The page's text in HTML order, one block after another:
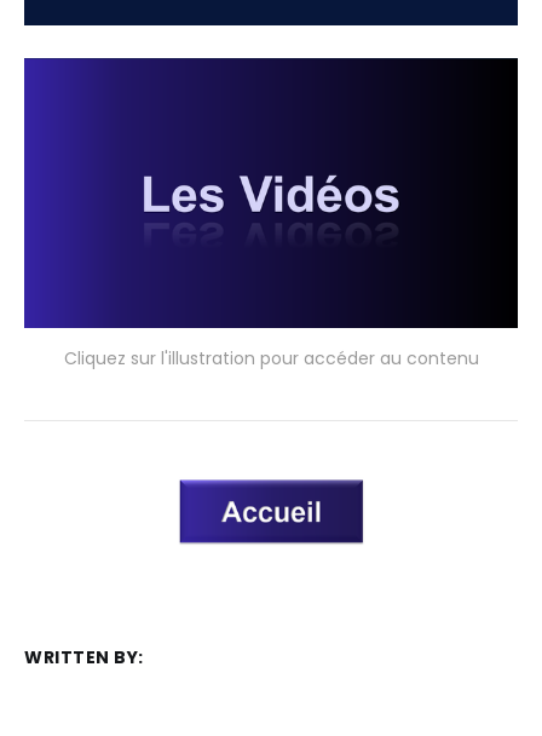
Cliquez sur l'illustration pour accéder au contenu
WRITTEN BY: